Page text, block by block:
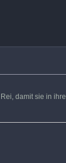
damit sie in